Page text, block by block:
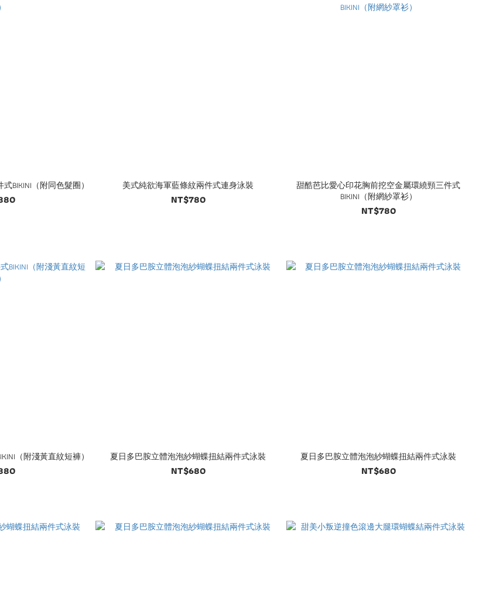
BIKINI（附同色髮圈） 美式純欲海軍藍條紋兩件式連身泳裝
NT$780
甜酷芭比愛心印花胸前挖空金屬環繞頸三件式
BIKINI（附網紗罩衫）
NT$780
（附淺黃直紋短褲） 夏日多巴胺立體泡泡紗蝴蝶扭結兩件式泳裝
NT$680
夏日多巴胺立體泡泡紗蝴蝶扭結兩件式泳裝
NT$680